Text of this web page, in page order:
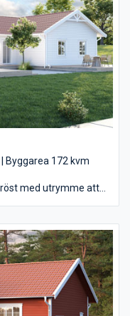
tidiga vårdagar och
och ni har gott om
sovrum, två
ljusinsläpp från
mot trädgården –
och en egen
Byggarea 172 kvm
med utrymme att
och utomhus. I
de stora
kliver in genom entrén.
köksö och ett lyxigt
kamin och ryggåstak
sovrum där ni har
Och i andra flygeln kan